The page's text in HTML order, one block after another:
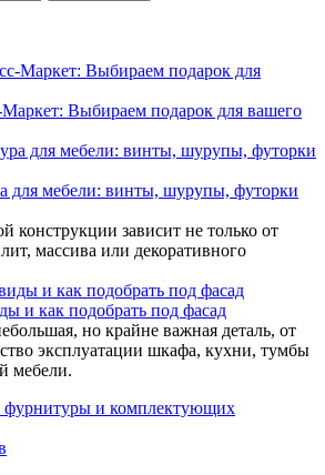
Выбираем подарок для вашего
для мебели: винты, шурупы, футорки
конструкции зависит не только от
массива или декоративного
и как подобрать под фасад
но крайне важная деталь, от
эксплуатации шкафа, кухни, тумбы
мебели.
и комплектующих